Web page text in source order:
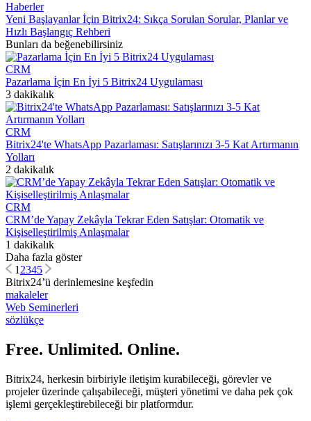
Haberler
Yeni Başlayanlar İçin Bitrix24: Sıkça Sorulan Sorular, Planlar ve
Hızlı Başlangıç Rehberi
Bunları da beğenebilirsiniz
CRM
Pazarlama İçin En İyi 5 Bitrix24 Uygulaması
3 dakikalık
CRM
Bitrix24'te WhatsApp Pazarlaması: Satışlarınızı 3-5 Kat Artırmanın
Yolları
2 dakikalık
CRM
CRM’de Yapay Zekâyla Tekrar Eden Satışlar: Otomatik ve
Kişiselleştirilmiş Anlaşmalar
1 dakikalık
Daha fazla göster
12345
Bitrix24’ü derinlemesine keşfedin
makaleler
Web Seminerleri
sözlükçe
Free. Unlimited. Online.
Bitrix24, herkesin birbiriyle iletişim kurabileceği, görevler ve
projeler üzerinde çalışabileceği, müşteri yönetimi ve daha pek çok
işlemi gerçekleştirebileceği bir platformdur.